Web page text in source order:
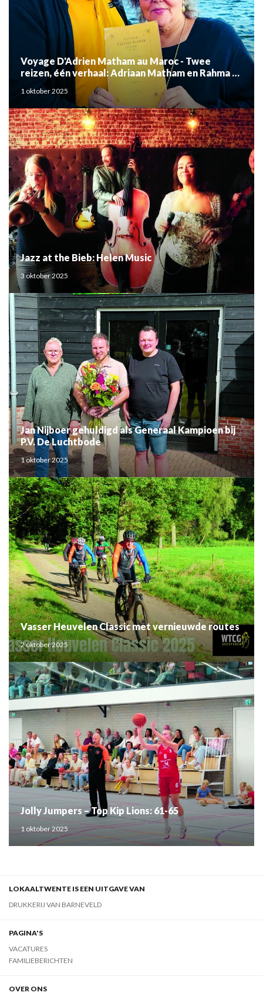
Voyage D'Adrien Matham au Maroc - Twee
reizen, één verhaal: Adriaan Matham en Rahma el
Mouden
1 oktober 2025
Jazz at the Bieb: Helen Music
3 oktober 2025
Jan Nijboer gehuldigd als Generaal Kampioen bij
P.V. De Luchtbode
1 oktober 2025
Vasser Heuvelen Classic met vernieuwde routes
2 oktober 2025
Jolly Jumpers – Top Kip Lions: 61-65
1 oktober 2025
LOKAALTWENTE IS EEN UITGAVE VAN
DRUKKERIJ VAN BARNEVELD
PAGINA'S
VACATURES
FAMILIEBERICHTEN
OVER ONS